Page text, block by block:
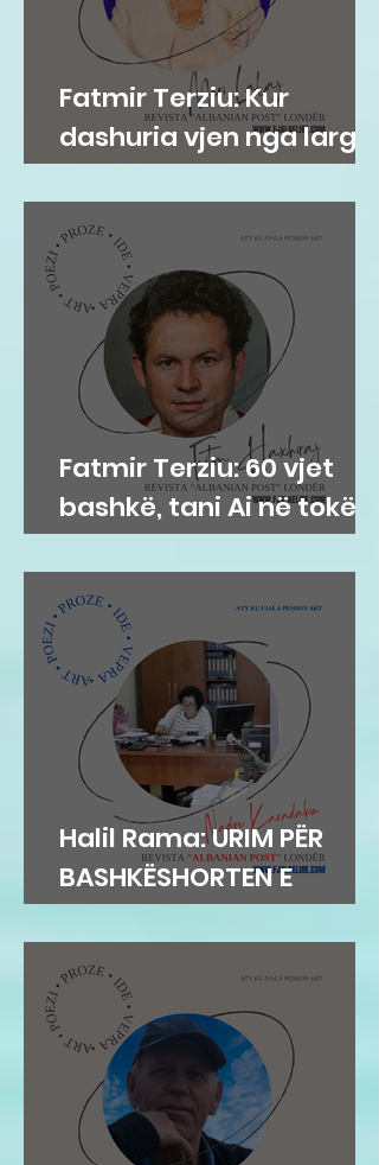
Fatmir Terziu: Kur
dashuria vjen nga larg,
por historia vjen nga
afër
Fatmir Terziu: 60 vjet
bashkë, tani Ai në tokë,
Ajo në Parajsë
Halil Rama: URIM PËR
BASHKËSHORTEN E
SHKRIMTARITSHEFKI
KARADAKU